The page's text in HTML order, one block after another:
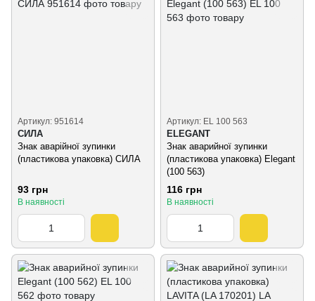
Артикул: 951614
СИЛА
Знак аварійної зупинки
(пластикова упаковка) СИЛА
93 грн
В наявності
Артикул: EL 100 563
ELEGANT
Знак аварийної зупинки
(пластикова упаковка) Elegant
(100 563)
116 грн
В наявності